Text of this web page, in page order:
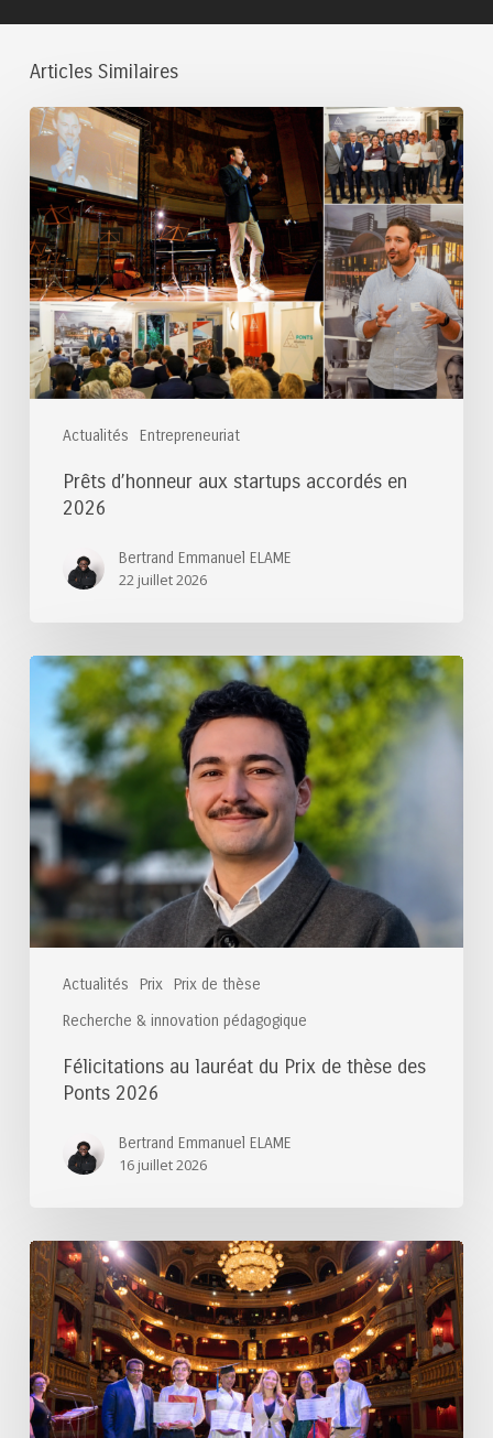
Articles Similaires
Actualités Entrepreneuriat
Prêts
d’honneur
aux
startups
accordés
en
2026
Prêts d’honneur aux startups accordés en
2026
Bertrand Emmanuel ELAME
22 juillet 2026
Actualités Prix Prix de thèse
Recherche & innovation pédagogique
Félicitations
lauréat
du
Prix
de
thèse
des
Ponts
2026
Félicitations au lauréat du Prix de thèse des
Ponts 2026
Bertrand Emmanuel ELAME
16 juillet 2026
Félicitations
aux
lauréats
du
Prix
du
Mastérien